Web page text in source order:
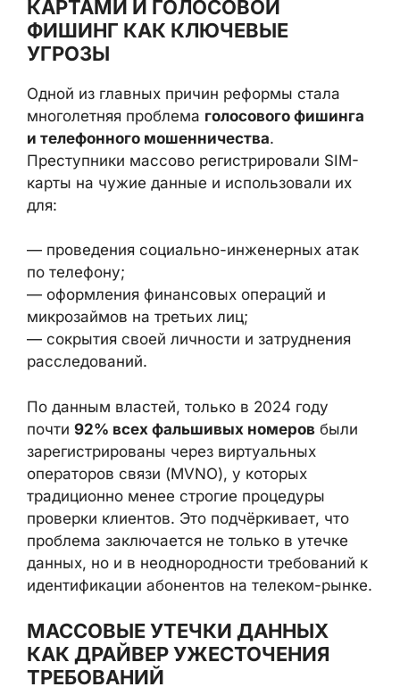
МОШЕННИЧЕСТВО С SIM-
КАРТАМИ И ГОЛОСОВОЙ
ФИШИНГ КАК КЛЮЧЕВЫЕ
УГРОЗЫ
Одной из главных причин реформы стала
многолетняя проблемаголосового
фишинга и телефонного мошенничества.
Преступники массово регистрировали SIM-
карты на чужие данные и использовали их
— проведения социально-инженерных атак
по телефону;
— оформления финансовых операций и
микрозаймов на третьих лиц;
— сокрытия своей личности и затруднения
По данным властей, только в 2024 году
почти92% всех фальшивых номеровбыли
зарегистрированы через виртуальных
операторов связи (MVNO), у которых
традиционно менее строгие процедуры
проверки клиентов. Это подчёркивает, что
проблема заключается не только в утечке
данных, но и в неоднородности требований
рынке.